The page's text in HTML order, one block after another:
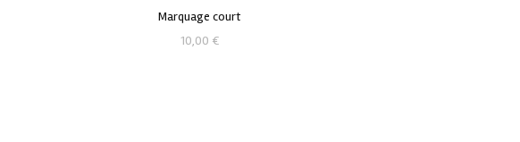
Marquage court
10,00 €